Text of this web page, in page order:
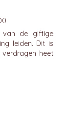
van de giftige
leiden. Dit is
heet